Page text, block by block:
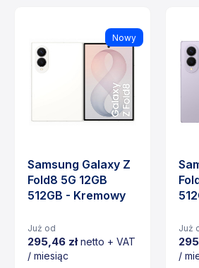
Nowy
Samsung Galaxy Z
Fold8 5G 12GB
512GB - Kremowy
Już od
295,46 złnetto + VAT
/ miesiąc
Już
/